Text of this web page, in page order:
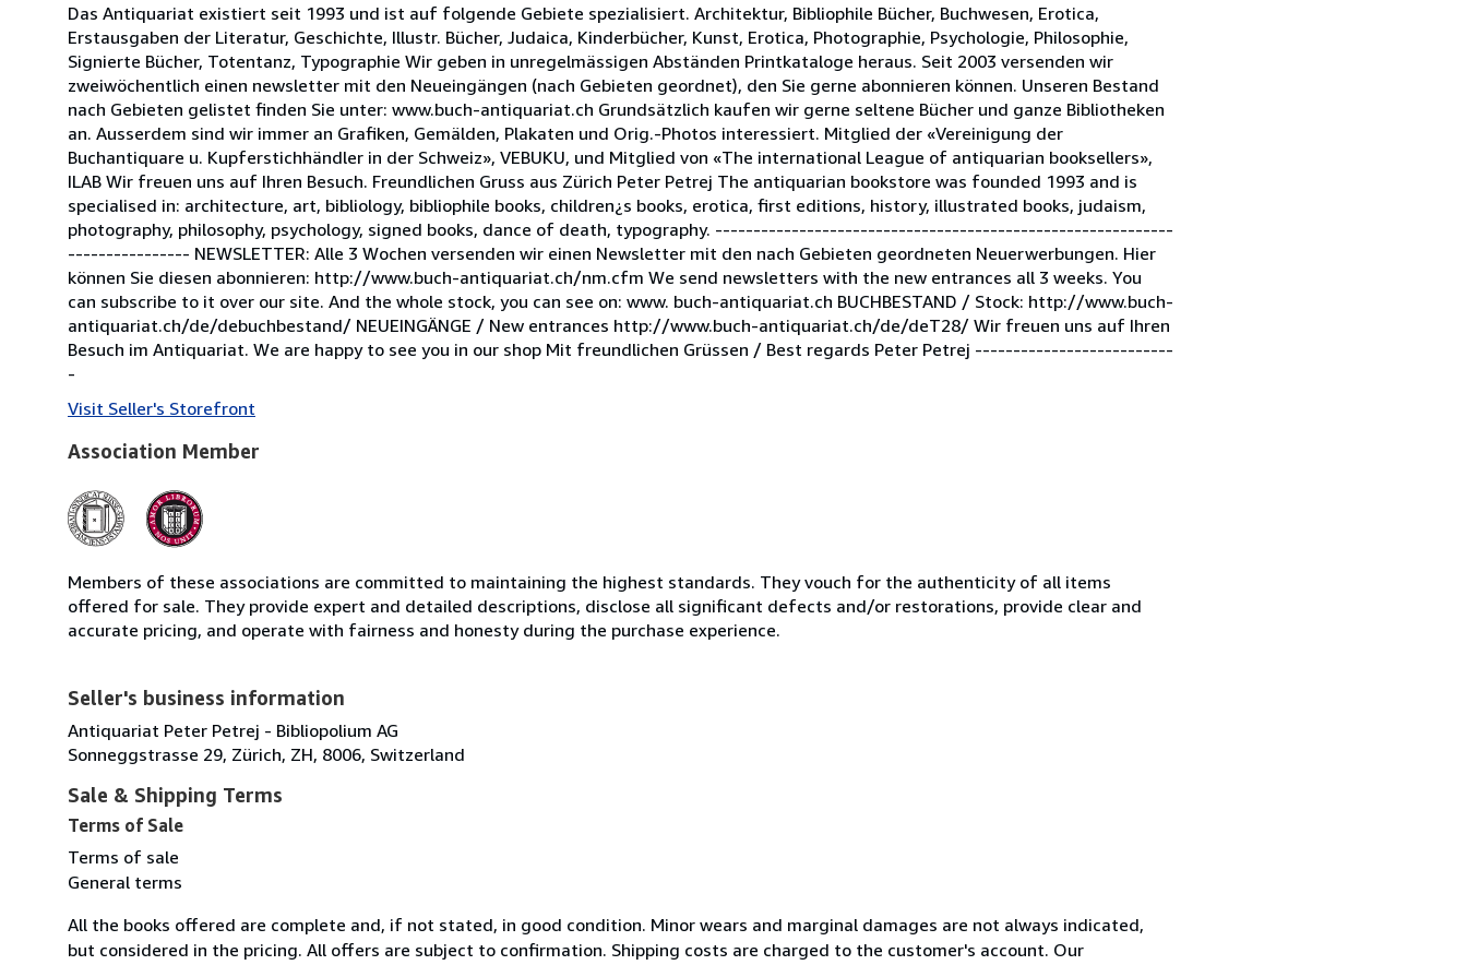
Das Antiquariat existiert seit 1993 und ist auf folgende Gebiete spezialisiert. Architektur, Bibliophile Bücher, Buchwesen, Erotica,
Erstausgaben der Literatur, Geschichte, Illustr. Bücher, Judaica, Kinderbücher, Kunst, Erotica, Photographie, Psychologie, Philosophie,
Signierte Bücher, Totentanz, Typographie Wir geben in unregelmässigen Abständen Printkataloge heraus. Seit 2003 versenden wir
zweiwöchentlich einen newsletter mit den Neueingängen (nach Gebieten geordnet), den Sie gerne abonnieren können. Unseren Bestand
nach Gebieten gelistet finden Sie unter: www.buch-antiquariat.ch Grundsätzlich kaufen wir gerne seltene Bücher und ganze Bibliotheken
an. Ausserdem sind wir immer an Grafiken, Gemälden, Plakaten und Orig.-Photos interessiert. Mitglied der «Vereinigung der
Buchantiquare u. Kupferstichhändler in der Schweiz», VEBUKU, und Mitglied von «The international League of antiquarian booksellers»,
ILAB Wir freuen uns auf Ihren Besuch. Freundlichen Gruss aus Zürich Peter Petrej The antiquarian bookstore was founded 1993 and is
specialised in: architecture, art, bibliology, bibliophile books, children¿s books, erotica, first editions, history, illustrated books, judaism,
photography, philosophy, psychology, signed books, dance of death, typography. ------------------------------------------------------------
---------------- NEWSLETTER: Alle 3 Wochen versenden wir einen Newsletter mit den nach Gebieten geordneten Neuerwerbungen. Hier
können Sie diesen abonnieren: http://www.buch-antiquariat.ch/nm.cfm We send newsletters with the new entrances all 3 weeks. You
can subscribe to it over our site. And the whole stock, you can see on: www. buch-antiquariat.ch BUCHBESTAND / Stock: http://www.buch-
antiquariat.ch/de/debuchbestand/ NEUEINGÄNGE / New entrances http://www.buch-antiquariat.ch/de/deT28/ Wir freuen uns auf Ihren
Besuch im Antiquariat. We are happy to see you in our shop Mit freundlichen Grüssen / Best regards Peter Petrej --------------------------
-
Visit Seller's Storefront
Association Member
Members of these associations are committed to maintaining the highest standards. They vouch for the authenticity of all items
offered for sale. They provide expert and detailed descriptions, disclose all significant defects and/or restorations, provide clear and
accurate pricing, and operate with fairness and honesty during the purchase experience.
Seller's business information
Antiquariat Peter Petrej - Bibliopolium AG
Sonneggstrasse 29, Zürich, ZH, 8006, Switzerland
Sale & Shipping Terms
Terms of Sale
Terms of sale
General terms
All the books offered are complete and, if not stated, in good condition. Minor wears and marginal damages are not always indicated,
but considered in the pricing. All offers are subject to confirmation. Shipping costs are charged to the customer's account. Our